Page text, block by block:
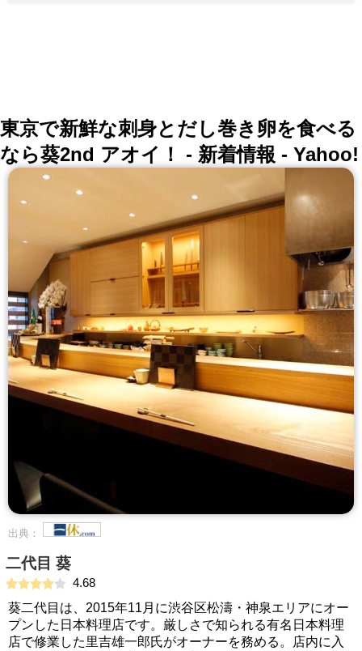
東京で新鮮な刺身とだし巻き卵を食べる
なら葵2nd アオイ！ - 新着情報 - Yahoo!
出典：
二代目 葵
4.68
葵二代目は、2015年11月に渋谷区松濤・神泉エリアにオー
プンした日本料理店です。厳しさで知られる有名日本料理
店で修業した里吉雄一郎氏がオーナーを務める。店内に入